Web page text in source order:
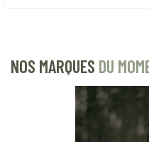
NOS MARQUES DU